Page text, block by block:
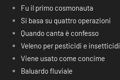
Fu il primo cosmonauta
Si basa su quattro operazioni
Quando canta è confesso
Veleno per pesticidi e insetticidi
Viene usato come concime
Baluardo fluviale